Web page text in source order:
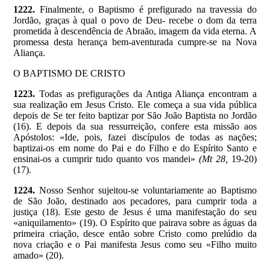
1222. Finalmente, o Baptismo é prefigurado na travessia do
Jordão, graças à qual o povo de Deu- recebe o dom da terra
prometida à descendência de Abraão, imagem da vida eterna. A
promessa desta herança bem-aventurada cumpre-se na Nova
Aliança.
O BAPTISMO DE CRISTO
1223. Todas as prefigurações da Antiga Aliança encontram a
sua realização em Jesus Cristo. Ele começa a sua vida pública
depois de Se ter feito baptizar por São João Baptista no Jordão
(16). E depois da sua ressurreição, confere esta missão aos
Apóstolos: «Ide, pois, fazei discípulos de todas as nações;
baptizai-os em nome do Pai e do Filho e do Espírito Santo e
ensinai-os a cumprir tudo quanto vos mandei» (Mt 28,
19-20)
(17).
1224. Nosso Senhor sujeitou-se voluntariamente ao Baptismo
de São João, destinado aos pecadores, para cumprir toda a
justiça (18). Este gesto de Jesus é uma manifestação do seu
«aniquilamento» (19). O Espírito que pairava sobre as águas da
primeira criação, desce então sobre Cristo como prelúdio da
nova criação e o Pai manifesta Jesus como seu «Filho muito
amado» (20).